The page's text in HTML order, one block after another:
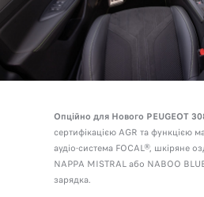
Опційно для Нового PEUGEOT
сертифікацією AGR та функцією
аудіо-система FOCAL®, шкіряне
NAPPA MISTRAL або NABOO
зарядка.